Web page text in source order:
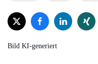
Bild KI-generiert